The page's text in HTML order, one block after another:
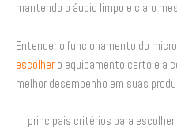
mantendo o áudio limpo e claro
Entender o funcionamento do
escolher o equipamento certo e a
melhor desempenho em suas
principais critérios para escolher